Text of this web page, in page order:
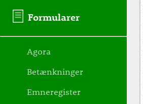
Formularer
Agora
Betænkninger
Emneregister